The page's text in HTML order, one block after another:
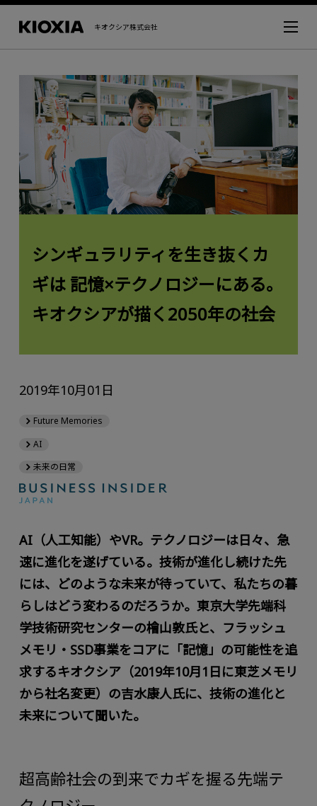
キオクシア株式会社
シンギュラリティを生き抜くカ
ギは 記憶×テクノロジーにある。
キオクシアが描く2050年の社会
2019年10月01日
Future Memories
AI
未来の日常
AI（人工知能）やVR――。テクノロジーは日々、急
速に進化を遂げている。技術が進化し続けた先
には、どのような未来が待っていて、私たちの暮
らしはどう変わるのだろうか。東京大学先端科
学技術研究センターの檜山敦氏と、フラッシュ
メモリ・SSD事業をコアに「記憶」の可能性を追
求するキオクシア（2019年10月1日に東芝メモリ
から社名変更）の吉水康人氏に、技術の進化と
未来について聞いた。
超高齢社会の到来でカギを握る先端テ